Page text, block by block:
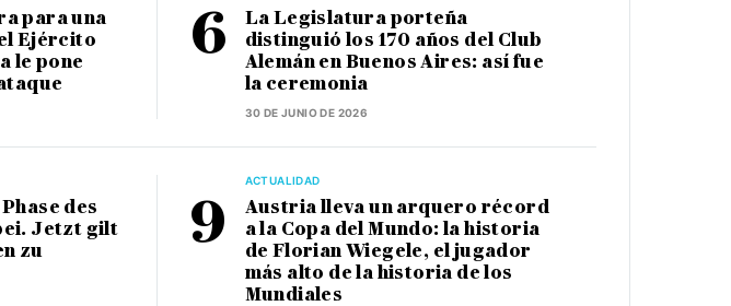
para una
Ejército
le pone
La Legislatura porteña
distinguió los 170 años del Club
Alemán en Buenos Aires: así fue
la ceremonia
30 DE JUNIO DE 2026
des
Jetzt gilt
zu
ACTUALIDAD
Austria lleva un arquero récord
a la Copa del Mundo: la historia
de Florian Wiegele, el jugador
más alto de la historia de los
Mundiales